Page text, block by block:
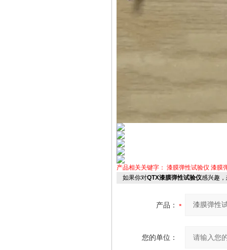
产品相关关键字： 漆膜弹性试验仪 漆膜
如果你对QTX漆膜弹性试验仪感兴趣
产品：
您的单位：